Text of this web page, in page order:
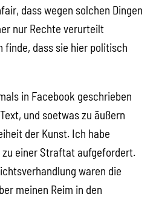
dass wegen solchen Dingen
nur Rechte verurteilt
finde, dass sie hier politisch
in Facebook geschrieben
und soetwas zu äußern
der Kunst. Ich habe
einer Straftat aufgefordert.
waren die
meinen Reim in den